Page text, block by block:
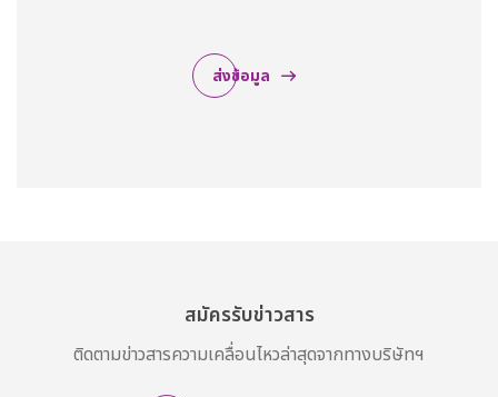
ส่งข้อมูล
สมัครรับข่าวสาร
ติดตามข่าวสารความเคลื่อนไหวล่าสุดจากทางบริษัทฯ